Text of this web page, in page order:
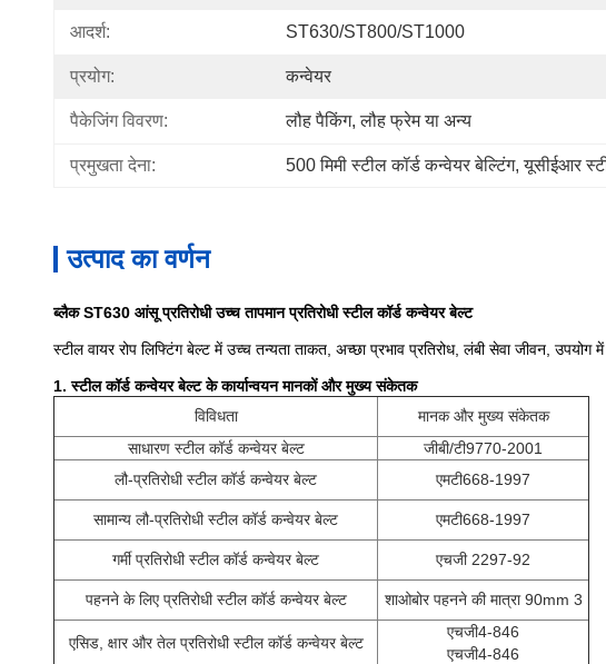
आदर्श: ST630/ST800/ST1000
प्रयोग: कन्वेयर
पैकेजिंग विवरण: लौह पैकिंग, लौह फ्रेम या अन्य
प्रमुखता देना: 500 मिमी स्टील कॉर्ड कन्वेयर बेल्टिंग, यूसीईआर
उत्पाद का वर्णन
ब्लैक ST630 आंसू प्रतिरोधी उच्च तापमान प्रतिरोधी स्टील कॉर्ड कन्वेयर बेल्ट
स्टील वायर रोप लिफ्टिंग बेल्ट में उच्च तन्यता ताकत, अच्छा प्रभाव प्रतिरोध, लंबी सेवा जीवन,
1. स्टील कॉर्ड कन्वेयर बेल्ट के कार्यान्वयन मानकों और मुख्य संकेतक
विविधता
मानक और मुख्य संकेतक
साधारण स्टील कॉर्ड कन्वेयर बेल्ट
जीबी/टी9770-2001
लौ-प्रतिरोधी स्टील कॉर्ड कन्वेयर बेल्ट
एमटी668-1997
सामान्य लौ-प्रतिरोधी स्टील कॉर्ड कन्वेयर बेल्ट एमटी668-1997
गर्मी प्रतिरोधी स्टील कॉर्ड कन्वेयर बेल्ट एचजी 2297-92
पहनने के लिए प्रतिरोधी स्टील कॉर्ड कन्वेयर बेल्ट शाओबोर पहनने की मात्रा 90mm 3
एसिड, क्षार और तेल प्रतिरोधी स्टील कॉर्ड कन्वेयर बेल्ट
एचजी4-846
एचजी4-846